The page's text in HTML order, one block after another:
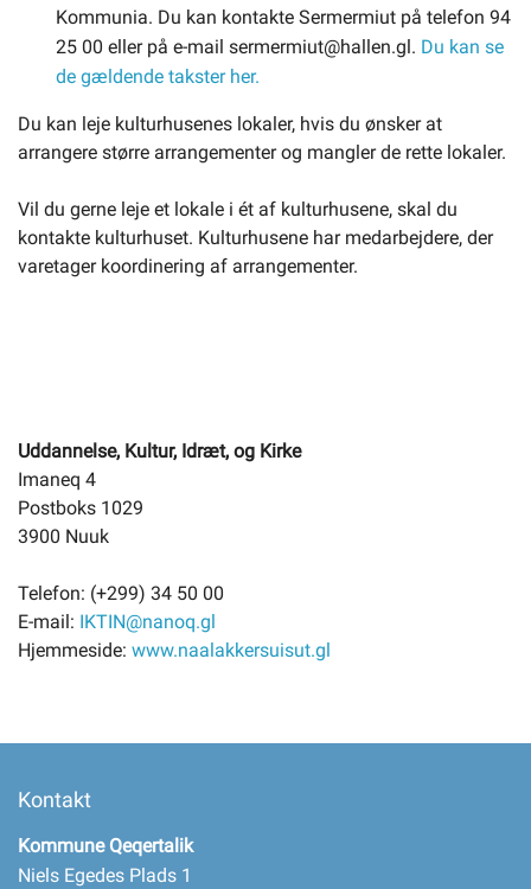
Kommunia. Du kan kontakte Sermermiut på telefon 94
25 00 eller på e-mail sermermiut@hallen.gl. Du kan se
de gældende takster her.
Du kan leje kulturhusenes lokaler, hvis du ønsker at
arrangere større arrangementer og mangler de rette lokaler.
Vil du gerne leje et lokale i ét af kulturhusene, skal du
kontakte kulturhuset. Kulturhusene har medarbejdere, der
varetager koordinering af arrangementer.
Uddannelse, Kultur, Idræt, og Kirke
Imaneq 4
Postboks 1029
3900 Nuuk
Telefon: (+299) 34 50 00
E-mail: IKTIN@nanoq.gl
Hjemmeside: www.naalakkersuisut.gl
Kontakt
Kommune Qeqertalik
Niels Egedes Plads 1